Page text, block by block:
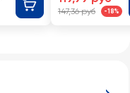
147,36 руб -18%